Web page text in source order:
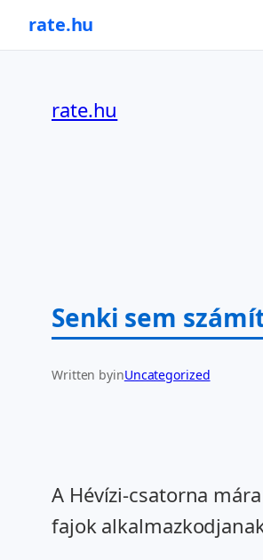
rate.hu
rate.hu
Senki sem
Written byinUncategorized
A Hévízi-csatorna
fajok